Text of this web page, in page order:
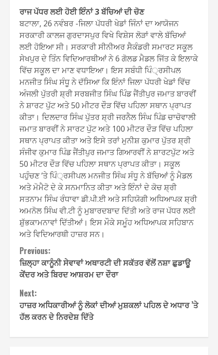
ਰਾਜ ਪੱਧਰ ਲਈ ਹੋਈ ਇੰਨਾਂ 3 ਬੱਚਿਆਂ ਦੀ ਚੋਣ
ਬਟਾਲਾ, 26 ਨਵੰਬਰ -ਜਿਲਾ ਪੱਧਰੀ ਖੇਡਾਂ ਜਿੰਨਾਂ ਦਾ ਆਯੋਜਨ
ਸਰਕਾਰੀ ਕਾਲਜ ਗੁਰਦਾਸਪੁਰ ਵਿਖੇ ਵਿਸ਼ੇਸ ਲੋੜਾਂ ਵਾਲੇ ਬੱਚਿਆਂ
ਲਈ ਹੋਇਆ ਸੀ। ਸਰਕਾਰੀ ਸੀਨੀਅਰ ਸੈਕੰਡਰੀ ਸਮਾਰਟ ਸਕੂਲ
ਸੇਖਪੁਰ ਦੇ ਤਿੰਨ ਵਿਦਿਆਰਥੀਆਂ ਨੇ 6 ਗੋਲਡ ਮੈਡਲ ਜਿੱਤ ਕੇ ਇਲਾਕੇ
ਵਿੱਚ ਸਕੂਲ ਦਾ ਮਾਣ ਵਧਾਇਆ। ਇਸ ਸਬੰਧੀ ਪਿੰ੍ਰਸੀਪਲ
ਮਨਜੀਤ ਸਿੰਘ ਸੰਧੂ ਨੇ ਦੱਸਿਆ ਕਿ ਇੰਨਾਂ ਜਿਲਾ ਪੱਧਰੀ ਖੇਡਾਂ ਵਿੱਚ
ਅੰਜਲੀ ਪੁੱਤਰੀ ਸ਼੍ਰੀ ਸਰਬਜੀਤ ਸਿੰਘ ਪਿੰਡ ਜੈਂਤੀਪੁਰ ਜਮਾਤ ਬਾਰਵੀਂ
ਨੇ ਸ਼ਾਰਟ ਪੁੱਟ ਅਤੇ 50 ਮੀਟਰ ਦੌੜ ਵਿੱਚ ਪਹਿਲਾ ਸਥਾਨ ਪ੍ਰਾਪਤ
ਕੀਤਾ। ਦਿਲਦਾਰ ਸਿੰਘ ਪੁੱਤਰ ਸ਼੍ਰੀ ਜਰਨੈਲ ਸਿੰਘ ਪਿੰਡ ਚਾਚੋਵਾਲੀ
ਜਮਾਤ ਬਾਰਵੀਂ ਨੇ ਸਾਰਟ ਪੁੱਟ ਅਤੇ 100 ਮੀਟਰ ਦੌੜ ਵਿੱਚ ਪਹਿਲਾ
ਸਥਾਨ ਪ੍ਰਾਪਤ ਕੀਤਾ ਅਤੇ ਇਸੇ ਤਰਾਂ ਮੁਨੀਸ਼ ਕੁਮਾਰ ਪੁੱਤਰ ਸ਼੍ਰੀ
ਸੰਜੀਵ ਕੁਮਾਰ ਪਿੰਡ ਜੈਂਤੀਪੁਰ ਜਮਾਤ ਗਿਆਰਵੀਂ ਨੇ ਸ਼ਾਰਟਪੁੱਟ ਅਤੇ
50 ਮੀਟਰ ਦੌੜ ਵਿੱਚ ਪਹਿਲਾ ਸਥਾਨ ਪ੍ਰਾਪਤ ਕੀਤਾ। ਸਕੂਲ
ਪਹੁੰਚਣ ’ਤੇ ਪਿੰ੍ਰਸੀਪਲ ਮਨਜੀਤ ਸਿੰਘ ਸੰਧੂ ਨੇ ਬੱਚਿਆਂ ਨੂੰ ਮੈਡਲ
ਅਤੇ ਮੋਮੈਟੋ ਦੇ ਕੇ ਸਨਮਾਨਿਤ ਕੀਤਾ ਅਤੇ ਇੰਨਾਂ ਦੇ ਕੋਚ ਸ਼੍ਰੀ
ਸਤਨਾਮ ਸਿੰਘ ਰੰਧਾਵਾ ਡੀ.ਪੀ.ਈ ਅਤੇ ਸਹਿਯੋਗੀ ਅਧਿਆਪਕ ਸ਼੍ਰੀ
ਅਮਨੋਲ ਸਿੰਘ ਵੀ.ਟੀ ਨੂੰ ਮੁਬਾਰਦਬਾਦ ਦਿੱਤੀ ਅਤੇ ਰਾਜ ਪੱਧਰ ਲਈ
ਸ਼ੁੱਭਕਾਮਨਾਵਾਂ ਦਿੱਤੀਆਂ। ਇਸ ਮੌਕੇ ਸਮੂੰਹ ਅਧਿਆਪਕ ਸਹਿਬਾਨ
ਅਤੇ ਵਿਦਿਆਰਥੀ ਹਾਜ਼ਰ ਸਨ।
Continue
Reading
Previous:
ਜ਼ਿਲ੍ਹਾ ਕਾਨੂੰਨੀ ਸੇਵਾਵਾਂ ਅਥਾਰਟੀ ਦੀ ਸਕੱਤਰ ਵੱਲੋਂ ਨਸ਼ਾ ਛੁਡਾਊ
ਕੇਂਦਰ ਅਤੇ ਬਿਰਦ ਆਸ਼ਰਮ ਦਾ ਦੌਰਾ
Next:
ਹਾਜ਼ਰ ਅਧਿਕਾਰੀਆਂ ਨੂੰ ਲੋਕਾਂ ਦੀਆਂ ਮੁਸ਼ਕਲਾਂ ਪਹਿਲ ਦੇ ਅਧਾਰ ’ਤੇ
ਹੱਲ ਕਰਨ ਦੇ ਨਿਰਦੇਸ਼ ਦਿੱਤੇ